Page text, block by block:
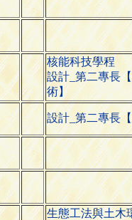
核能科技學程
設計_第二專長
術】
設計_第二專長
生態工法與土木